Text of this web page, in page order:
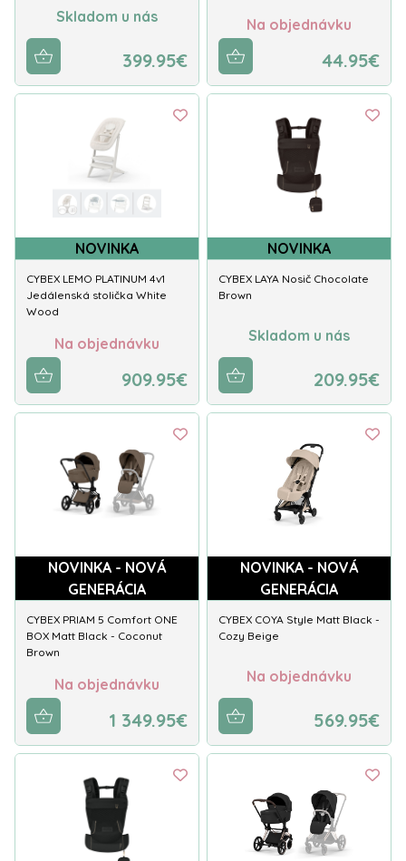
Skladom u nás
399.95€
Na objednávku
44.95€
NOVINKA
CYBEX LEMO PLATINUM 4v1
Jedálenská stolička White
Wood
Na objednávku
909.95€
NOVINKA
CYBEX LAYA Nosič Chocolate
Brown
Skladom u nás
209.95€
NOVINKA - NOVÁ
GENERÁCIA
CYBEX PRIAM 5 Comfort ONE
BOX Matt Black - Coconut
Brown
Na objednávku
1 349.95€
NOVINKA - NOVÁ
GENERÁCIA
CYBEX COYA Style Matt Black -
Cozy Beige
Na objednávku
569.95€